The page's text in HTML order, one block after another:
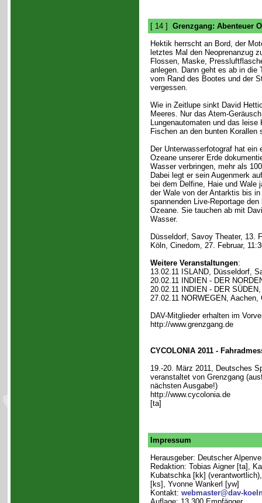
[ 14 ] Grenzgang: Abenteuer
Hektik herrscht an Bord, der
letztes Mal den Neoprenanzug
Flossen, Maske,
anlegen. Dann geht es ab in die
vom Rand des Bootes und der
vergessen.
Wie in Zeitlupe sinkt David
Meeres. Nur das Atem-
Lungenautomaten und das leise
Fischen an den bunten Korallen
Der Unterwasserfotograf hat
Ozeane unserer Erde
Wasser verbringen, mehr als
Dabei legt er sein Augenmerk
bei dem Delfine, Haie und Wale
der Wale von der Antarktis bis
spannenden Live-Reportage
Ozeane. Sie tauchen ab mit
Wasser.
Düsseldorf, Savoy Theater, 13.
Köln, Cinedom, 27. Februar,
Weitere Veranstaltungen:
13.02.11 ISLAND, Düsseldorf,
20.02.11 INDIEN - DER
20.02.11 INDIEN - DER
27.02.11 NORWEGEN, Aachen,
DAV-Mitglieder erhalten im
http://www.grenzgang.de
CYCOLONIA 2011 -
19.-20. März 2011, Deutsches
veranstaltet von Grenzgang
nächsten Ausgabe!)
http://www.cycolonia.de
[ta]
Impressum
Herausgeber: Deutscher
Redaktion: Tobias Aigner [ta],
Kubatschka [kk]
[ks], Yvonne Wankerl [yw]
Kontakt: webmaster@dav-